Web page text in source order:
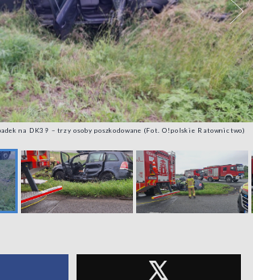
na DK39 – trzy osoby poszkodowane (Fot. O!polskie Ratownictwo)